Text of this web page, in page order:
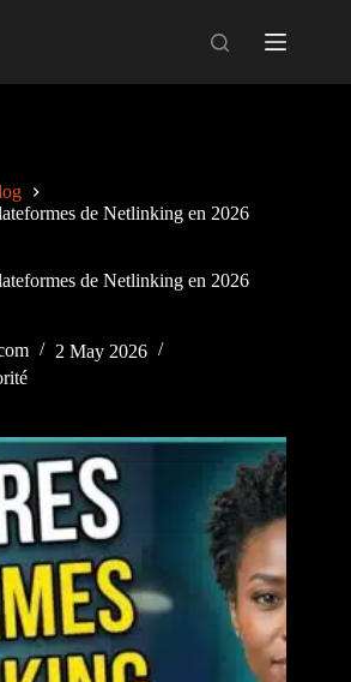
de Netlinking en 2026
de Netlinking en 2026
2 May 2026